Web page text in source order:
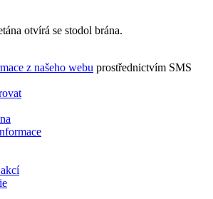
otvírá se stodol brána.
z našeho webu prostřednictvím SMS